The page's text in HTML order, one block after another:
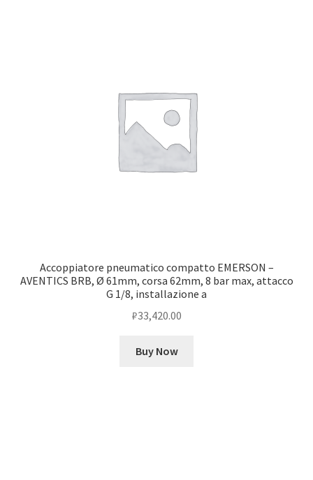
Accoppiatore pneumatico compatto EMERSON –
AVENTICS BRB, Ø 61mm, corsa 62mm, 8 bar max, attacco
G 1/8, installazione a
₽33,420.00
Buy Now